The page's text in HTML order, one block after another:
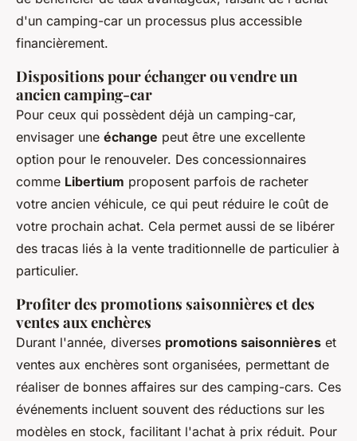
d'un camping-car un processus plus accessible
financièrement.
Dispositions pour échanger ou vendre un
ancien camping-car
Pour ceux qui possèdent déjà un camping-car,
envisager une échange peut être une excellente
option pour le renouveler. Des concessionnaires
comme Libertium proposent parfois de racheter
votre ancien véhicule, ce qui peut réduire le coût de
votre prochain achat. Cela permet aussi de se libérer
des tracas liés à la vente traditionnelle de particulier à
particulier.
Profiter des promotions saisonnières et des
ventes aux enchères
Durant l'année, diverses promotions saisonnières et
ventes aux enchères sont organisées, permettant de
réaliser de bonnes affaires sur des camping-cars. Ces
événements incluent souvent des réductions sur les
modèles en stock, facilitant l'achat à prix réduit. Pour